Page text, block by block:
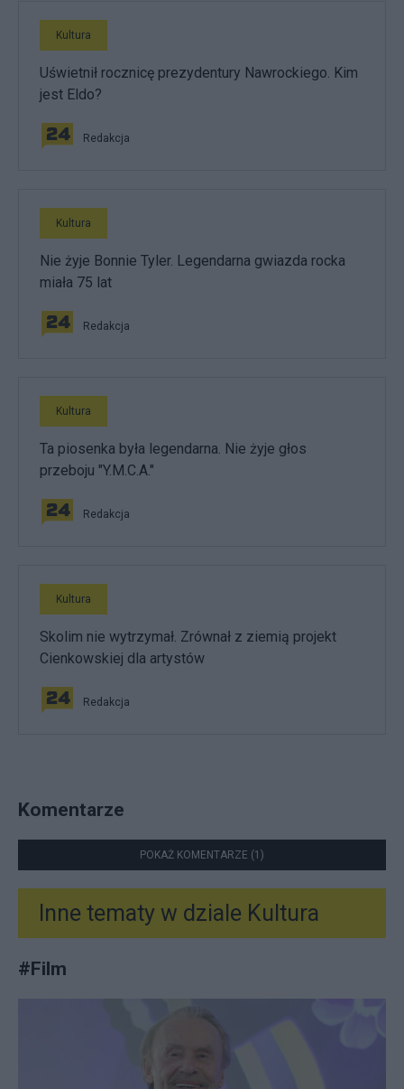
Kultura
Uświetnił rocznicę prezydentury Nawrockiego. Kim
jest Eldo?
Redakcja
Kultura
Nie żyje Bonnie Tyler. Legendarna gwiazda rocka
miała 75 lat
Redakcja
Kultura
Ta piosenka była legendarna. Nie żyje głos
przeboju "Y.M.C.A."
Redakcja
Kultura
Skolim nie wytrzymał. Zrównał z ziemią projekt
Cienkowskiej dla artystów
Redakcja
Komentarze
POKAŻ KOMENTARZE (1)
Inne tematy w dziale Kultura
#Film